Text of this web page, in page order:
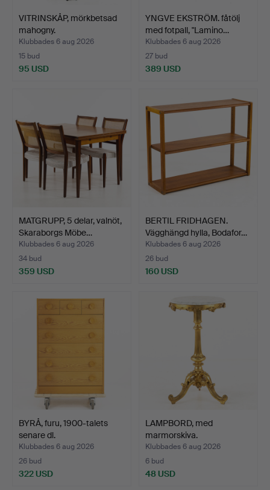
VITRINSKÅP, mörkbetsad
mahogny.
Klubbades 6 aug 2026
15 bud
95 USD
YNGVE EKSTRÖM. fåtölj
med fotpall, "Lamino…
Klubbades 6 aug 2026
27 bud
389 USD
MATGRUPP, 5 delar, valnöt,
Skaraborgs Möbe…
Klubbades 6 aug 2026
34 bud
359 USD
BERTIL FRIDHAGEN.
Vägghängd hylla, Bodafor…
Klubbades 6 aug 2026
26 bud
160 USD
BYRÅ, furu, 1900-talets
senare dl.
Klubbades 6 aug 2026
26 bud
322 USD
LAMPBORD, med
marmorskiva.
Klubbades 6 aug 2026
6 bud
48 USD